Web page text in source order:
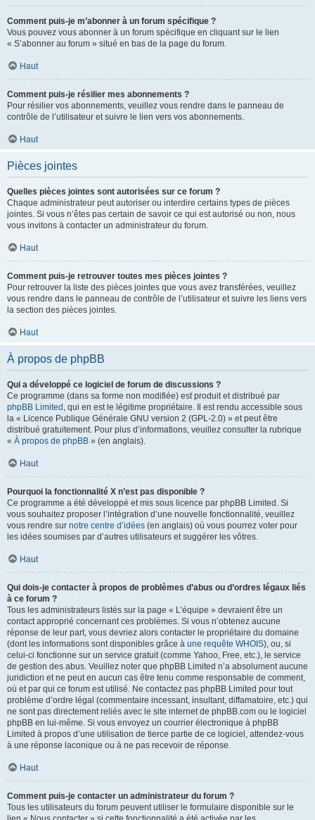
Comment puis-je m’abonner à un forum spécifique ?
Vous pouvez vous abonner à un forum spécifique en cliquant sur le lien
« S’abonner au forum » situé en bas de la page du forum.
Haut
Comment puis-je résilier mes abonnements ?
Pour résilier vos abonnements, veuillez vous rendre dans le panneau de
contrôle de l’utilisateur et suivre le lien vers vos abonnements.
Haut
Pièces jointes
Quelles pièces jointes sont autorisées sur ce forum ?
Chaque administrateur peut autoriser ou interdire certains types de pièces
jointes. Si vous n’êtes pas certain de savoir ce qui est autorisé ou non, nous
vous invitons à contacter un administrateur du forum.
Haut
Comment puis-je retrouver toutes mes pièces jointes ?
Pour retrouver la liste des pièces jointes que vous avez transférées, veuillez
vous rendre dans le panneau de contrôle de l’utilisateur et suivre les liens vers
la section des pièces jointes.
Haut
À propos de phpBB
Qui a développé ce logiciel de forum de discussions ?
Ce programme (dans sa forme non modifiée) est produit et distribué par
phpBB Limited , qui en est le légitime propriétaire. Il est rendu accessible sous
la « Licence Publique Générale GNU version 2 (GPL-2.0) » et peut être
distribué gratuitement. Pour plus d’informations, veuillez consulter la rubrique
« À propos de phpBB » (en anglais).
Haut
Pourquoi la fonctionnalité X n’est pas disponible ?
Ce programme a été développé et mis sous licence par phpBB Limited. Si
vous souhaitez proposer l’intégration d’une nouvelle fonctionnalité, veuillez
vous rendre sur notre centre d’idées (en anglais) où vous pourrez voter pour
les idées soumises par d’autres utilisateurs et suggérer les vôtres.
Haut
Qui dois-je contacter à propos de problèmes d’abus ou d’ordres légaux liés
à ce forum ?
Tous les administrateurs listés sur la page « L’équipe » devraient être un
contact approprié concernant ces problèmes. Si vous n’obtenez aucune
réponse de leur part, vous devriez alors contacter le propriétaire du domaine
(dont les informations sont disponibles grâce à une requête WHOIS), ou, si
celui-ci fonctionne sur un service gratuit (comme Yahoo, Free, etc.), le service
de gestion des abus. Veuillez noter que phpBB Limited n’a absolument aucune
juridiction et ne peut en aucun cas être tenu comme responsable de comment,
où et par qui ce forum est utilisé. Ne contactez pas phpBB Limited pour tout
problème d’ordre légal (commentaire incessant, insultant, diffamatoire, etc.) qui
ne sont pas directement reliés avec le site internet de phpBB.com ou le logiciel
phpBB en lui-même. Si vous envoyez un courrier électronique à phpBB
Limited à propos d’une utilisation de tierce partie de ce logiciel, attendez-vous
à une réponse laconique ou à ne pas recevoir de réponse.
Haut
Comment puis-je contacter un administrateur du forum ?
Tous les utilisateurs du forum peuvent utiliser le formulaire disponible sur le